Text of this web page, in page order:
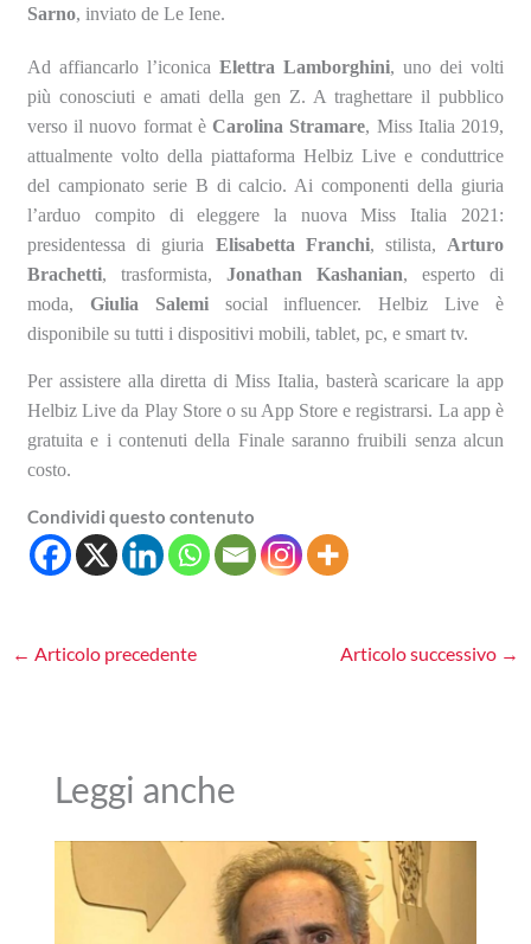
Sarno, inviato de Le Iene.
Ad affiancarlo l’iconicaElettra Lamborghini, uno dei volti
più conosciuti e amati della gen Z. A traghettare il pubblico
verso il nuovo format èCarolina Stramare, Miss Italia 2019,
attualmente volto della piattaforma Helbiz Live e conduttrice
del campionato serie B di calcio. Ai componenti della giuria
l’arduo compito di eleggere la nuova Miss Italia 2021:
presidentessa di giuria Elisabetta Franchi, stilista, Arturo
Brachetti, trasformista,Jonathan Kashanian, esperto di
moda, Giulia Salemisocial influencer. Helbiz Live è
disponibile su tutti i dispositivi mobili, tablet, pc, e smart tv.
Per assistere alla diretta di Miss Italia, basterà scaricare la app
Helbiz Live da Play Store o su App Store e registrarsi. La app è
gratuita e i contenuti della Finale saranno fruibili senza alcun
costo.
Condividi questo contenuto
← Articolo precedente Articolo successivo →
Leggi anche